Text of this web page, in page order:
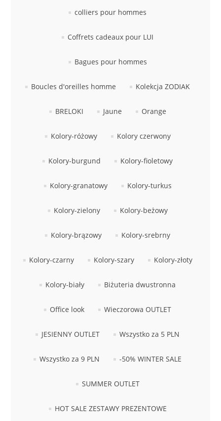
colliers pour hommes
Coffrets cadeaux pour LUI
Bagues pour hommes
Boucles d'oreilles homme Kolekcja ZODIAK
BRELOKI Jaune Orange
Kolory-różowy Kolory czerwony
Kolory-burgund Kolory-fioletowy
Kolory-granatowy Kolory-turkus
Kolory-zielony Kolory-beżowy
Kolory-brązowy Kolory-srebrny
Kolory-czarny Kolory-szary Kolory-złoty
Kolory-biały Biżuteria dwustronna
Office look Wieczorowa OUTLET
JESIENNY OUTLET Wszystko za 5 PLN
Wszystko za 9 PLN -50% WINTER SALE
SUMMER OUTLET
HOT SALE ZESTAWY PREZENTOWE